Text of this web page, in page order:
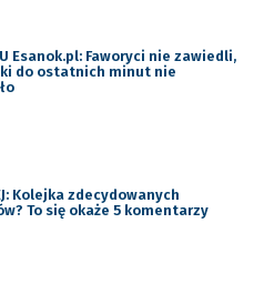
Esanok.pl: Faworyci nie zawiedli,
do ostatnich minut nie
Kolejka zdecydowanych
To się okaże 5 komentarzy